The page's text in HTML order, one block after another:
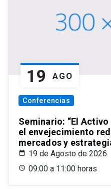
19 AGO
Conferencias
Seminario: “El
el envejecimiento
mercados y
19 de Agosto de 2026
09:00 a 11:00 horas